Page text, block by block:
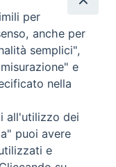
>>
s
d
8
9
15
per
anche per
semplici",
e
nella
all'utilizzo dei
puoi avere
e